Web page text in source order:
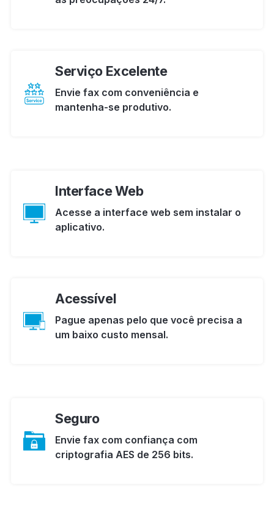
Serviço Excelente
Envie fax com conveniência e
mantenha-se produtivo.
Interface Web
Acesse a interface web sem instalar o
aplicativo.
Acessível
Pague apenas pelo que você precisa a
um baixo custo mensal.
Seguro
Envie fax com confiança com
criptografia AES de 256 bits.